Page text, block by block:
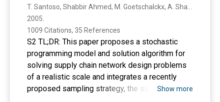
design under uncertainty
2005.
1009 Citations, 35 References
S2 TL;DR: This paper proposes a stochastic
programming model and solution algorithm for
solving supply chain network design problems
of a realistic scale and integrates a recently
proposed sampling strategy, the sampleShow more